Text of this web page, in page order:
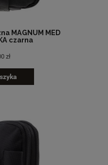
MAGNUM MED
czarna
zł